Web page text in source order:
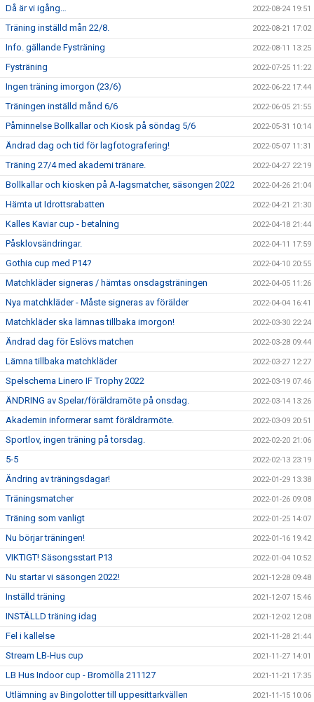
Då är vi igång… 2022-08-24 19:51
Träning inställd mån 22/8. 2022-08-21 17:02
Info. gällande Fysträning 2022-08-11 13:25
Fysträning 2022-07-25 11:22
Ingen träning imorgon (23/6) 2022-06-22 17:44
Träningen inställd månd 6/6 2022-06-05 21:55
Påminnelse Bollkallar och Kiosk på söndag 5/6 2022-05-31 10:14
Ändrad dag och tid för lagfotografering! 2022-05-07 11:31
Träning 27/4 med akademi tränare. 2022-04-27 22:19
Bollkallar och kiosken på A-lagsmatcher, säsongen 2022 2022-04-26 21:04
Hämta ut Idrottsrabatten 2022-04-21 21:30
Kalles Kaviar cup - betalning 2022-04-18 21:44
Påsklovsändringar. 2022-04-11 17:59
Gothia cup med P14? 2022-04-10 20:55
Matchkläder signeras / hämtas onsdagsträningen 2022-04-05 11:26
Nya matchkläder - Måste signeras av förälder 2022-04-04 16:41
Matchkläder ska lämnas tillbaka imorgon! 2022-03-30 22:24
Ändrad dag för Eslövs matchen 2022-03-28 09:44
Lämna tillbaka matchkläder 2022-03-27 12:27
Spelschema Linero IF Trophy 2022 2022-03-19 07:46
ÄNDRING av Spelar/föräldramöte på onsdag. 2022-03-14 13:26
Akademin informerar samt föräldrarmöte. 2022-03-09 20:51
Sportlov, ingen träning på torsdag. 2022-02-20 21:06
5-5 2022-02-13 23:19
Ändring av träningsdagar! 2022-01-29 13:38
Träningsmatcher 2022-01-26 09:08
Träning som vanligt 2022-01-25 14:07
Nu börjar träningen! 2022-01-16 19:42
VIKTIGT! Säsongsstart P13 2022-01-04 10:52
Nu startar vi säsongen 2022! 2021-12-28 09:48
Inställd träning 2021-12-07 15:46
INSTÄLLD träning idag 2021-12-02 12:08
Fel i kallelse 2021-11-28 21:44
Stream LB-Hus cup 2021-11-27 14:01
LB Hus Indoor cup - Bromölla 211127 2021-11-21 17:35
Utlämning av Bingolotter till uppesittarkvällen 2021-11-15 10:06